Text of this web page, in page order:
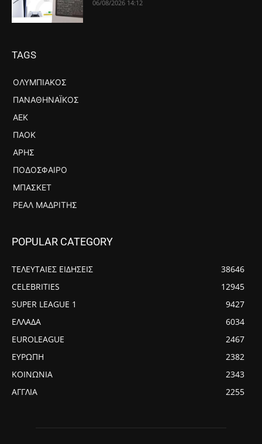
06/08/2026 14:12
TAGS
ΟΛΥΜΠΙΑΚΌΣ
ΠΑΝΑΘΗΝΑΪΚΌΣ
ΑΕΚ
ΠΑΟΚ
ΆΡΗΣ
ΠΟΔΌΣΦΑΙΡΟ
ΜΠΆΣΚΕΤ
ΡΕΆΛ ΜΑΔΡΊΤΗΣ
POPULAR CATEGORY
ΤΕΛΕΥΤΑΙΕΣ ΕΙΔΗΣΕΙΣ
38646
CELEBRITIES
12945
SUPER LEAGUE 1
9427
ΕΛΛΑΔΑ
6034
EUROLEAGUE
2467
ΕΥΡΩΠΗ
2382
ΚΟΙΝΩΝΙΑ
2343
ΑΓΓΛΙΑ
2255